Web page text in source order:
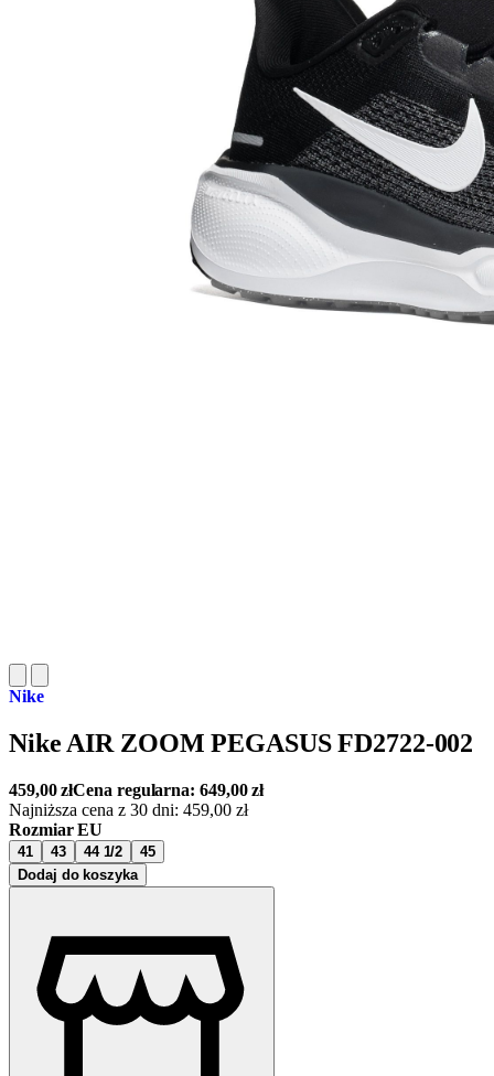
Nike
Nike AIR ZOOM PEGASUS FD2722-002
459,00złCena regularna:649,00zł
Najniższa cena z 30 dni: 459,00 zł
Rozmiar EU
41 43 44 1/2
45
Dodaj do koszyka